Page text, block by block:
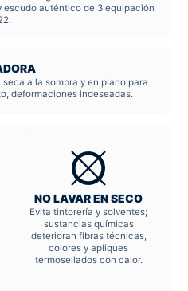
escudo auténtico de 3 equipación
a la sombra y en plano para
deformaciones indeseadas.
NO LAVAR EN SECO
Evita tintorería y solventes;
sustancias químicas
deterioran fibras técnicas,
colores y apliques
termosellados con calor.